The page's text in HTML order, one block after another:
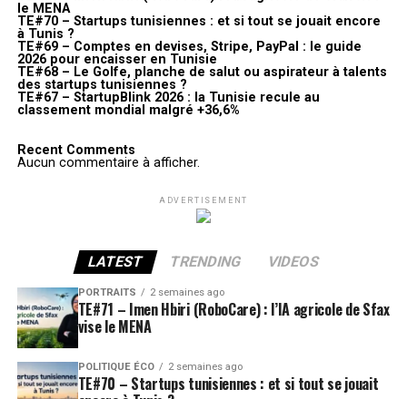
le MENA
TE#70 – Startups tunisiennes : et si tout se jouait encore
à Tunis ?
TE#69 – Comptes en devises, Stripe, PayPal : le guide
2026 pour encaisser en Tunisie
TE#68 – Le Golfe, planche de salut ou aspirateur à talents
des startups tunisiennes ?
TE#67 – StartupBlink 2026 : la Tunisie recule au
classement mondial malgré +36,6%
Recent Comments
Aucun commentaire à afficher.
ADVERTISEMENT
LATEST TRENDING VIDEOS
PORTRAITS 2 semaines ago
TE#71 – Imen Hbiri (RoboCare) : l’IA agricole de Sfax
vise le MENA
POLITIQUE ÉCO 2 semaines ago
TE#70 – Startups tunisiennes : et si tout se jouait